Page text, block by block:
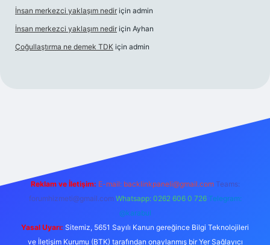
İnsan merkezci yaklaşım nedir için admin
İnsan merkezci yaklaşım nedir için Ayhan
Çoğullaştırma ne demek TDK için admin
betexper güncel adres
Reklam ve İletişim: E-mail: backlinkpaneli@gmail.com Teams:
forumhizmeti@gmail.com Whatsapp: 0262 606 0 726 Telegram:
@karabul
Yasal Uyarı: Sitemiz, 5651 Sayılı Kanun gereğince Bilgi Teknolojileri
ve İletişim Kurumu (BTK) tarafından onaylanmış bir Yer Sağlayıcı